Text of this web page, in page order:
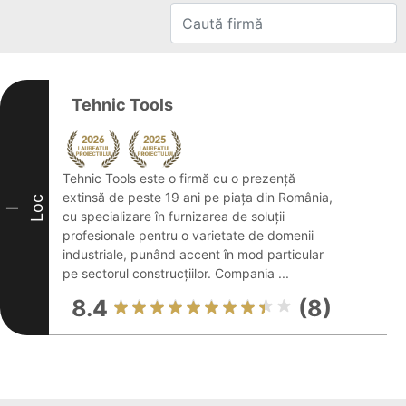
I Loc
Tehnic Tools
Tehnic Tools este o firmă cu o prezență
extinsă de peste 19 ani pe piața din România,
cu specializare în furnizarea de soluții
profesionale pentru o varietate de domenii
industriale, punând accent în mod particular
pe sectorul construcțiilor. Compania ...
8.4 (8)